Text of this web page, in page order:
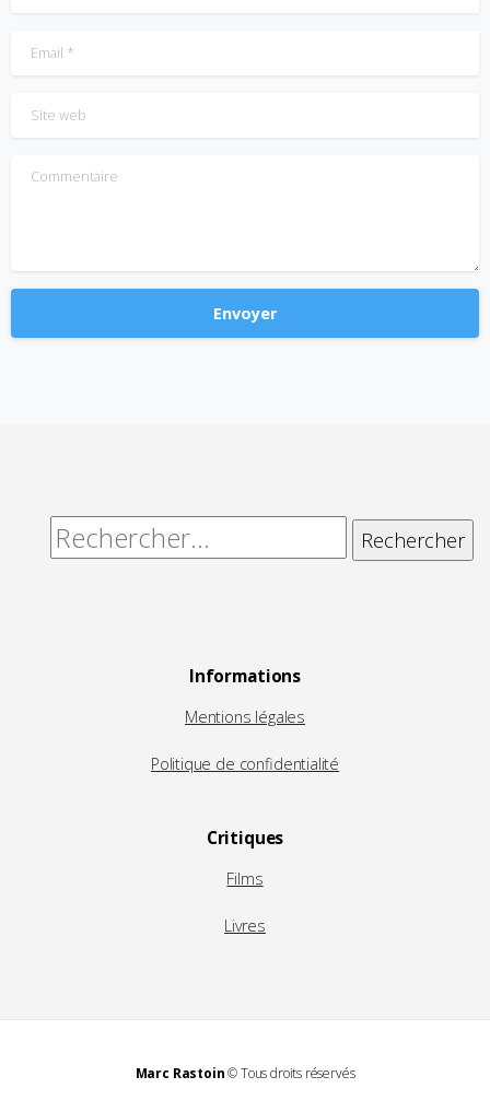
Email*
Site web
Commentaire
Rechercher :
Informations
Mentions légales
Politique de confidentialité
Critiques
Films
Livres
Marc Rastoin© Tous droits réservés